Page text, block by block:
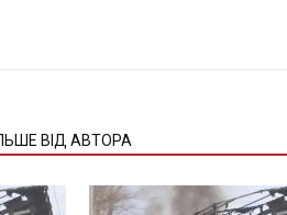
ВІД АВТОРА